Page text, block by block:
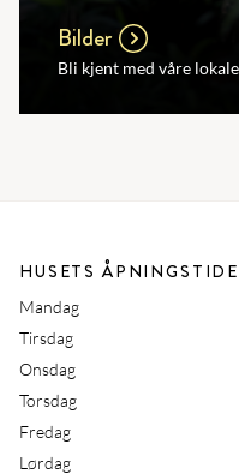
Bilder
Bli kjent med våre
HUSETS
Mandag
Tirsdag
Onsdag
Torsdag
Fredag
Lørdag